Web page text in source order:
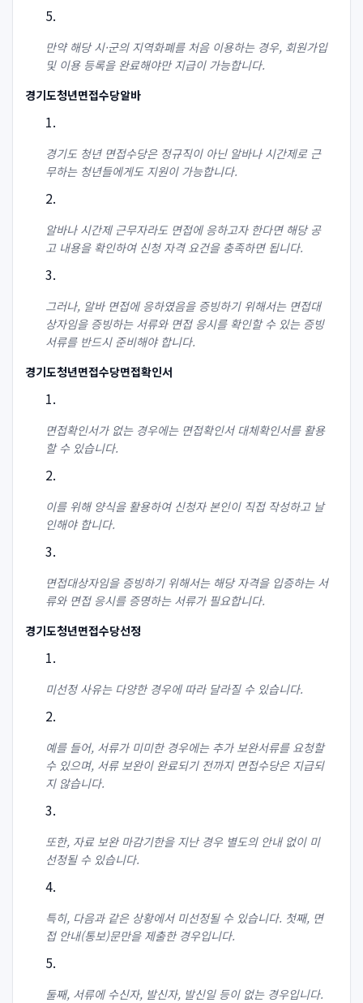
만약 해당 시·군의 지역화폐를 처음 이용하는 경우, 회원가입
및 이용 등록을 완료해야만 지급이 가능합니다.
경기도청년면접수당알바
경기도 청년 면접수당은 정규직이 아닌 알바나 시간제로 근
무하는 청년들에게도 지원이 가능합니다.
알바나 시간제 근무자라도 면접에 응하고자 한다면 해당 공
고 내용을 확인하여 신청 자격 요건을 충족하면 됩니다.
그러나, 알바 면접에 응하였음을 증빙하기 위해서는 면접대
상자임을 증빙하는 서류와 면접 응시를 확인할 수 있는 증빙
서류를 반드시 준비해야 합니다.
경기도청년면접수당면접확인서
면접확인서가 없는 경우에는 면접확인서 대체확인서를 활용
할 수 있습니다.
이를 위해 양식을 활용하여 신청자 본인이 직접 작성하고 날
인해야 합니다.
면접대상자임을 증빙하기 위해서는 해당 자격을 입증하는 서
류와 면접 응시를 증명하는 서류가 필요합니다.
경기도청년면접수당선정
미선정 사유는 다양한 경우에 따라 달라질 수 있습니다.
예를 들어, 서류가 미미한 경우에는 추가 보완서류를 요청할
수 있으며, 서류 보완이 완료되기 전까지 면접수당은 지급되
지 않습니다.
또한, 자료 보완 마감기한을 지난 경우 별도의 안내 없이 미
선정될 수 있습니다.
특히, 다음과 같은 상황에서 미선정될 수 있습니다. 첫째, 면
접 안내(통보)문만을 제출한 경우입니다.
둘째, 서류에 수신자, 발신자, 발신일 등이 없는 경우입니다.